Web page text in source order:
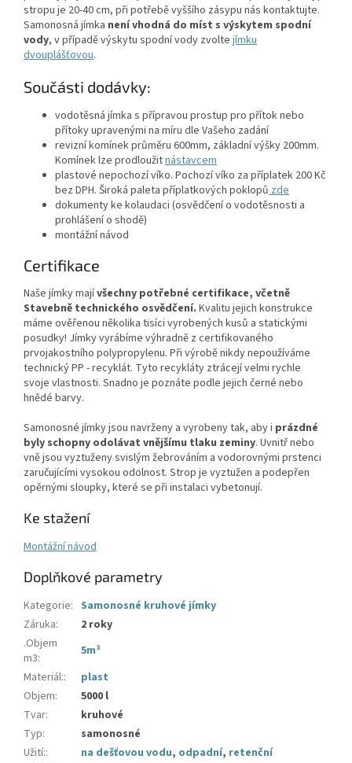
stropu je 20-40 cm, při potřebě vyššího zásypu nás kontaktujte.
Samonosná jímka není vhodná do míst s výskytem spodní
vody, v případě výskytu spodní vody zvolte jímku
dvouplášťovou.
Součásti dodávky:
vodotěsná jímka s přípravou prostup pro přítok nebo
přítoky upravenými na míru dle Vašeho zadání
revizní komínek průměru 600mm, základní výšky 200mm.
Komínek lze prodloužitnástavcem
plastové nepochozí víko. Pochozí víko za příplatek 200 Kč
bez DPH. Široká paleta příplatkových poklopů zde
dokumenty ke kolaudaci (osvědčení o vodotěsnosti a
prohlášení o shodě)
montážní návod
Certifikace
Naše jímky majívšechny potřebné certifikace, včetně
Stavebně technického osvědčení. Kvalitu jejich konstrukce
máme ověřenou několika tisíci vyrobených kusů a statickými
posudky! Jímky vyrábíme výhradně z certifikovaného
prvojakostního polypropylenu. Při výrobě nikdy nepoužíváme
technický PP - recyklát. Tyto recykláty ztrácejí velmi rychle
svoje vlastnosti. Snadno je poznáte podle jejich černé nebo
hnědé barvy.
Samonosné jímky jsou navrženy a vyrobeny tak, aby i prázdné
byly schopny odolávat vnějšímu tlaku zeminy. Uvnitř nebo
vně jsou vyztuženy svislým žebrováním a vodorovnými prstenci
zaručujícími vysokou odolnost. Strop je vyztužen a podepřen
opěrnými sloupky, které se při instalaci vybetonují.
Ke stažení
Montážní návod
Doplňkové parametry
Kategorie: Samonosné kruhové jímky
Záruka:
2 roky
.Objem
m3:
5m³
Materiál::
plast
Objem:
5000 l
Tvar:
kruhové
Typ:
samonosné
Užití:: na dešťovou vodu, odpadní, retenční